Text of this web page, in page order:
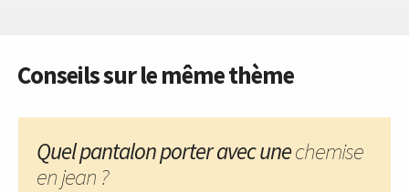
Conseils sur le même thème
Quel pantalon porter avec unechemise
en jean ?